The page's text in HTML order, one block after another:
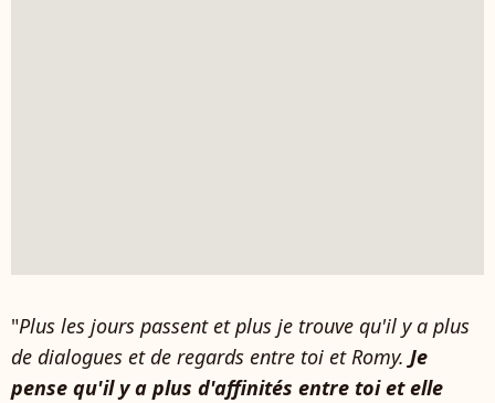
"Plus les jours passent et plus je trouve qu'il y a plus
de dialogues et de regards entre toi et Romy. Je
pense qu'il y a plus d'affinités entre toi et elle